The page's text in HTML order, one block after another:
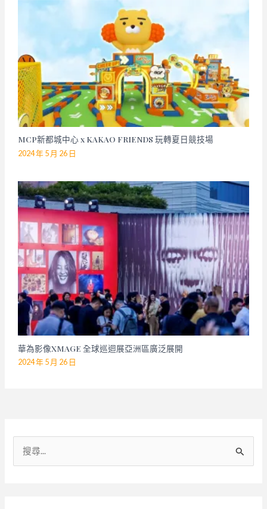
MCP新都城中心 x KAKAO FRIENDS 玩轉夏日競技場
2024 年 5 月 26 日
華為影像XMAGE 全球巡迴展亞洲區廣泛展開
2024 年 5 月 26 日